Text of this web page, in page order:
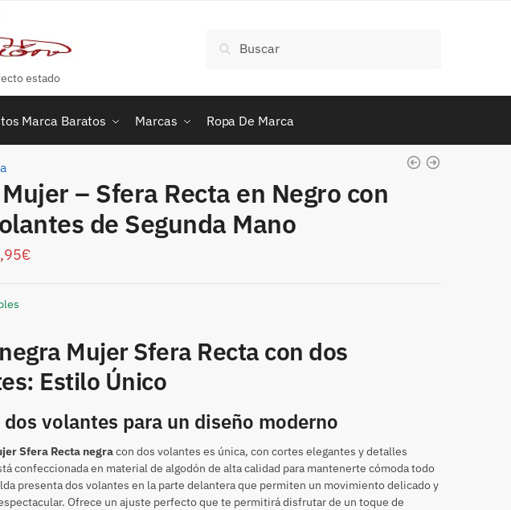
estado
por:
Buscar
Marca Baratos Marcas Ropa De Marca
– Sfera Recta en Negro con
de Segunda Mano
€
Mujer Sfera Recta con dos
Estilo Único
volantes para un diseño moderno
Sfera Recta negracon dos volantes es única, con cortes elegantes y detalles
confeccionada en material de algodón de alta calidad para mantenerte cómoda todo
presenta dos volantes en la parte delantera que permiten un movimiento delicado y
Ofrece un ajuste perfecto que te permitirá disfrutar de un toque de